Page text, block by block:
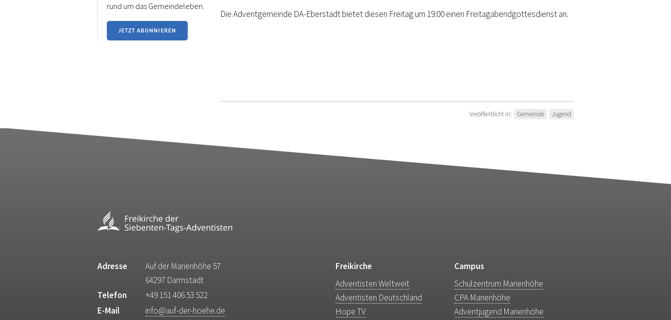
rund um das Gemeindeleben.
JETZT ABONNIEREN
Die Adventgemeinde DA-Eberstadt bietet diesen Freitag um 19:00 einen Freitagabendgottesdienst an.
Veröffentlicht in: Gemeinde Jugend
Adresse
Auf der Marienhöhe 57
64297 Darmstadt
Telefon
+49 151 406 53 522
E-Mail
info@auf-der-hoehe.de
Freikirche
Adventisten Weltweit
Adventisten Deutschland
Hope TV
Campus
Schulzentrum Marienhöhe
CPA Marienhöhe
Adventjugend Marienhöhe